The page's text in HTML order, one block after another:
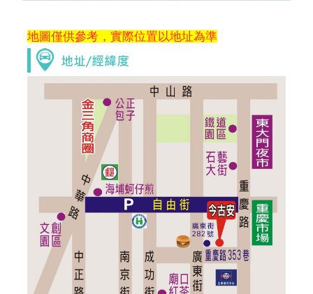
2. 火車站接送如何計費？
2025/10/12 15:55:27
訪客：Julia
主題：住宿
內容：私密留言，只有版主能看見
回覆：
2025/09/30 08:24:45
訪客：
主題：
內容：
私密留言，只有版主能看見
地圖僅供參考，實際位置以地址為準